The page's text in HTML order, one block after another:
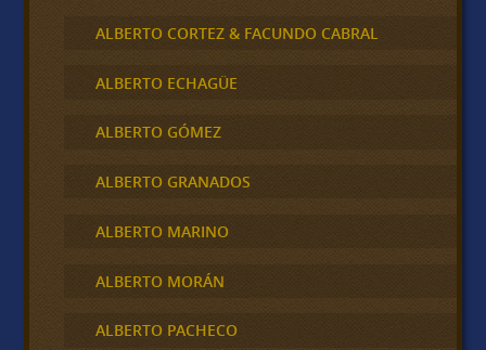
ALBERTO CORTEZ & FACUNDO CABRAL
ALBERTO ECHAGÜE
ALBERTO GÓMEZ
ALBERTO GRANADOS
ALBERTO MARINO
ALBERTO MORÁN
ALBERTO PACHECO